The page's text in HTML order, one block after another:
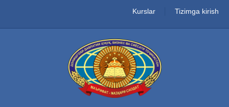
Kurslar Tizimga kirish